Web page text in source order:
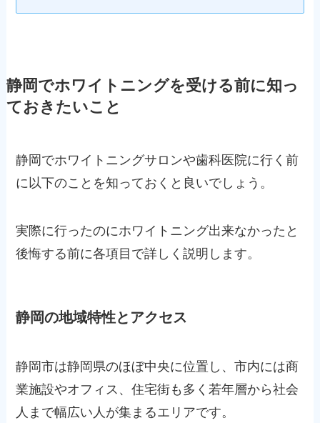
静岡でホワイトニングを受ける前に知っ
ておきたいこと
静岡でホワイトニングサロンや歯科医院に行く前
に以下のことを知っておくと良いでしょう。
実際に行ったのにホワイトニング出来なかったと
後悔する前に各項目で詳しく説明します。
静岡の地域特性とアクセス
静岡市は静岡県のほぼ中央に位置し、市内には商
業施設やオフィス、住宅街も多く若年層から社会
人まで幅広い人が集まるエリアです。